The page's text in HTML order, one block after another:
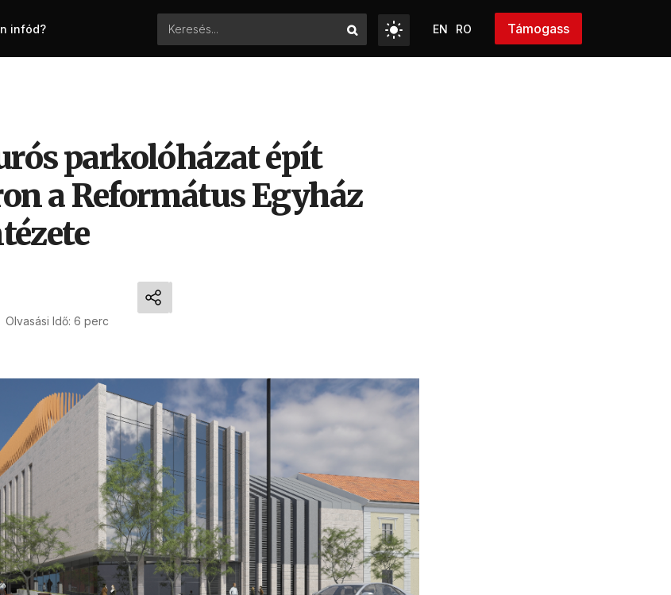
infód? EN RO Támogass
parkolóházat épít
a Református Egyház
Olvasási Idő: 6 perc